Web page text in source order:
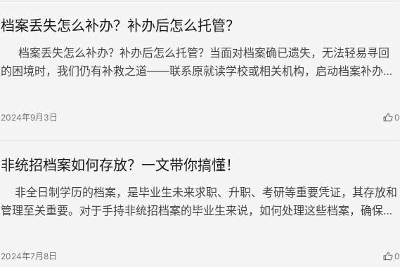
档案丢失怎么补办？补办后怎么托管？
档案丢失怎么补办？补办后怎么托管？当面对档案确已遗失，无法轻易寻回
的困境时，我们仍有补救之道——联系原就读学校或相关机构，启动档案补办程
2024年9月3日 0
非统招档案如何存放？一文带你搞懂！
非全日制学历的档案，是毕业生未来求职、升职、考研等重要凭证，其存放和
管理至关重要。对于手持非统招档案的毕业生来说，如何处理这些档案，确保其
2024年7月8日 0